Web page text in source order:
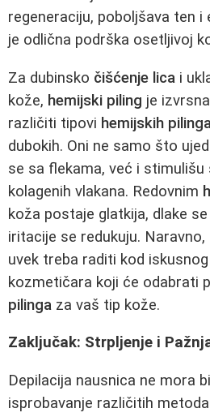
regeneraciju, poboljšava ten
je odlična podrška osetljivoj
Za dubinsko čišćenje lica i
kože, hemijski piling je
različiti tipovi hemijskih
dubokih. Oni ne samo što
se sa flekama, već i stimulišu
kolagenih vlakana. Redovnim
koža postaje glatkija, dlake
iritacije se redukuju.
uvek treba raditi kod
kozmetičara koji će odabrati
pilinga za vaš tip kože.
Zaključak: Strpljenje i
Depilacija nausnica ne mora
isprobavanje različitih